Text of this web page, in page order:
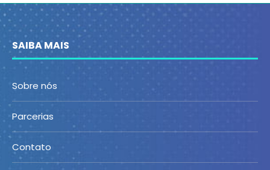
SAIBA MAIS
Sobre nós
Parcerias
Contato